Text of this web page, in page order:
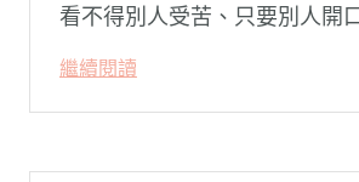
看不得別人受苦、只要別人開
常在夜深人靜時讓你感到莫名
虛。
繼續閱讀